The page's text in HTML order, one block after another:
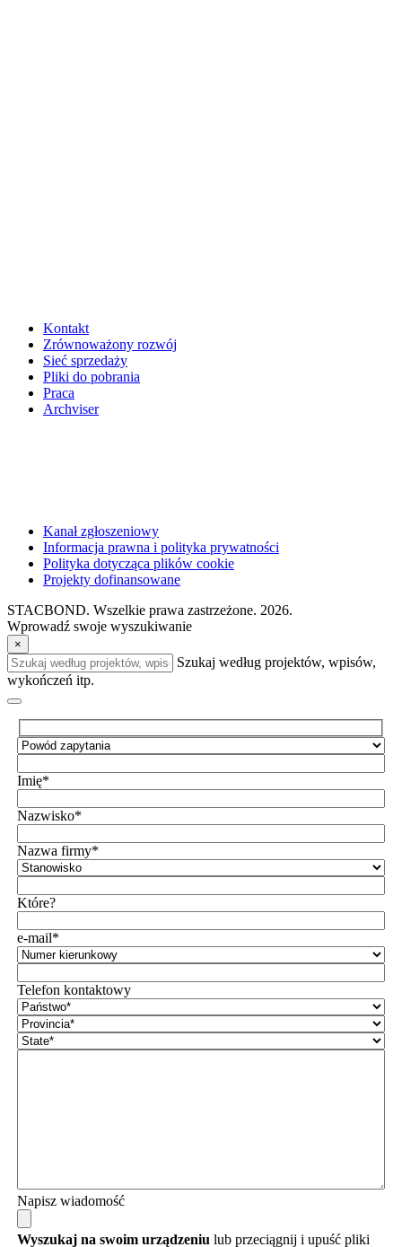
Kontakt
Zrównoważony rozwój
Sieć sprzedaży
Pliki do pobrania
Praca
Archviser
Kanał zgłoszeniowy
Informacja prawna i polityka prywatności
Polityka dotycząca plików cookie
Projekty dofinansowane
STACBOND. Wszelkie prawa zastrzeżone. 2026.
Wprowadź swoje wyszukiwanie
×
Szukaj według projektów, wpisów,
wykończeń itp.
Imię*
Nazwisko*
Nazwa firmy*
Które?
e-mail*
Telefon kontaktowy
Napisz wiadomość
Wyszukaj na swoim urządzeniu lub przeciągnij i upuść pliki